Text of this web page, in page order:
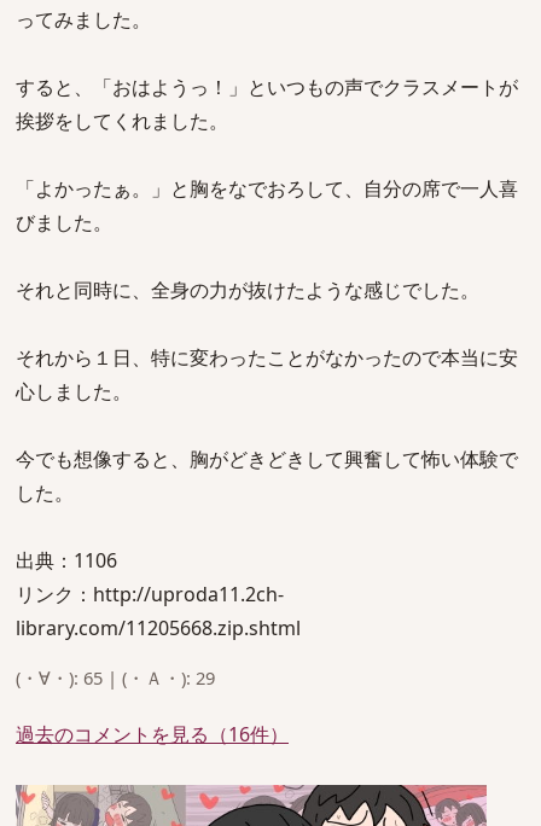
ってみました。
すると、「おはようっ！」といつもの声でクラスメートが
挨拶をしてくれました。
「よかったぁ。」と胸をなでおろして、自分の席で一人喜
びました。
それと同時に、全身の力が抜けたような感じでした。
それから１日、特に変わったことがなかったので本当に安
心しました。
今でも想像すると、胸がどきどきして興奮して怖い体験で
した。
出典：1106
リンク：http://uproda11.2ch-
library.com/11205668.zip.shtml
(・∀・): 65 | (・Ａ・): 29
過去のコメントを見る（16件）